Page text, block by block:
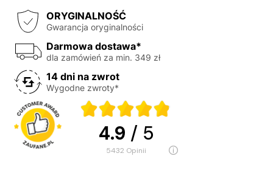
ORYGINALNOŚĆ
Gwarancja oryginalności
Darmowa dostawa*
dla zamówień za min. 349 zł
14 dni na zwrot
Wygodne zwroty*
4.9 / 5
5432 opinii